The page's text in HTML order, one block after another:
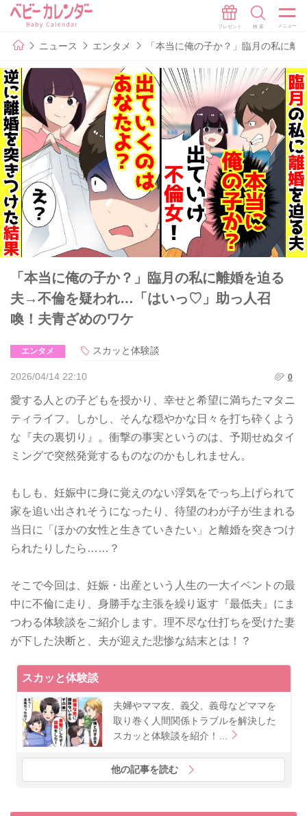
ニュース エンタメ 「本当に俺の子か？」臨月の私に
「本当に俺の子か？」臨月の私に離婚を迫る
夫→不倫を疑われ…「はいっ♡」助っ人召
喚！夫青ざめのワケ
エンタメ スカッと体験談
2026/04/14 22:10 0
愛する人との子どもを授かり、幸せと希望に満ちたマタニ
ティライフ。しかし、そんな穏やかな日々を打ち砕くよう
な『夫の裏切り』。衝撃の事実というのは、予期せぬタイ
ミングで突然発覚するものなのかもしれません。
もしも、妊娠中に身に覚えのない浮気をでっち上げられて
家を追い出されそうになったり、待望のわが子が生まれる
当日に「ほかの女性と生きていきたい」と離婚を突きつけ
られたりしたら……？
そこで今回は、妊娠・出産という人生の一大イベントの最
中に不倫に走り、身勝手な主張を繰り返す『最低夫』にま
つわる体験談をご紹介します。理不尽な仕打ちを受けた妻
が下した決断と、夫が迎えた悲惨な結末とは！？
スカッと体験談
夫婦やママ友、義父、義母などママを
取り巻く人間関係トラブルを解決した
スカッと体験談を紹介！…
他の記事を読む